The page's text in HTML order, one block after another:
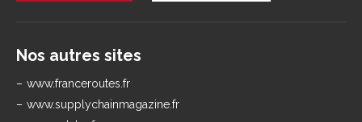
Nos autres sites
www.franceroutes.fr
www.supplychainmagazine.fr